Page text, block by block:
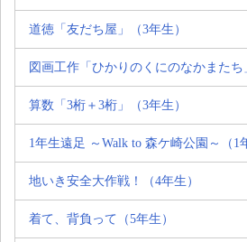
道徳「友だち屋」（3年生）
図画工作「ひかりのくにのなかまたち
算数「3桁＋3桁」（3年生）
1年生遠足 ～Walk to 森ケ崎公園～（1
地いき安全大作戦！（4年生）
着て、背負って（5年生）